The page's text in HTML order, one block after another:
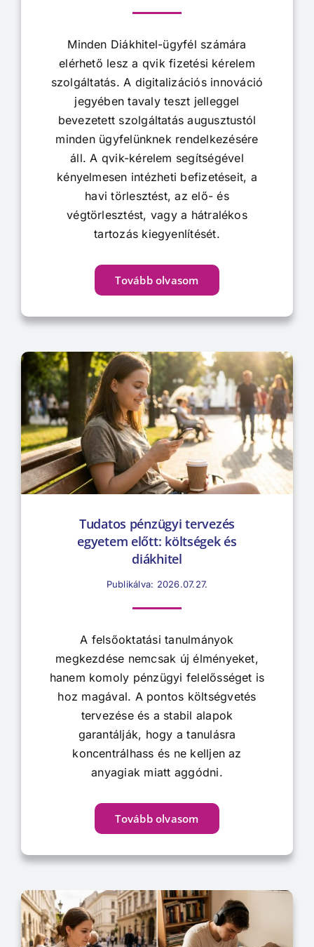
Minden Diákhitel-ügyfél számára
elérhető lesz a qvik fizetési kérelem
szolgáltatás. A digitalizációs innováció
jegyében tavaly teszt jelleggel
bevezetett szolgáltatás augusztustól
minden ügyfelünknek rendelkezésére
áll. A qvik-kérelem segítségével
kényelmesen intézheti befizetéseit, a
havi törlesztést, az elő- és
végtörlesztést, vagy a hátralékos
tartozás kiegyenlítését.
Tovább olvasom
Tudatos pénzügyi tervezés
egyetem előtt: költségek és
diákhitel
Publikálva: 2026.07.27.
A felsőoktatási tanulmányok
megkezdése nemcsak új élményeket,
hanem komoly pénzügyi felelősséget is
hoz magával. A pontos költségvetés
tervezése és a stabil alapok
garantálják, hogy a tanulásra
koncentrálhass és ne kelljen az
anyagiak miatt aggódni.
Tovább olvasom